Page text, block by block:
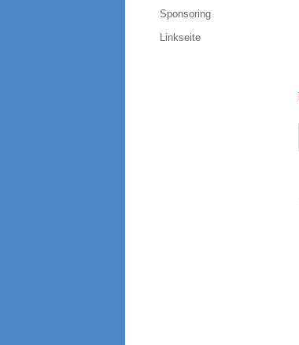
Sponsoring
Linkseite